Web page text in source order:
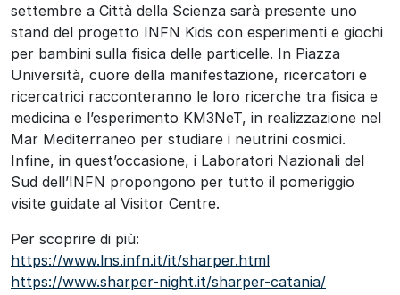
settembre a Città della Scienza sarà presente uno
stand del progetto INFN Kids con esperimenti e giochi
per bambini sulla fisica delle particelle. In Piazza
Università, cuore della manifestazione, ricercatori e
ricercatrici racconteranno le loro ricerche tra fisica e
medicina e l’esperimento KM3NeT, in realizzazione nel
Mar Mediterraneo per studiare i neutrini cosmici.
Infine, in quest’occasione, i Laboratori Nazionali del
Sud dell’INFN propongono per tutto il pomeriggio
visite guidate al Visitor Centre.
Per scoprire di più:
https://www.lns.infn.it/it/sharper.html
https://www.sharper-night.it/sharper-catania/